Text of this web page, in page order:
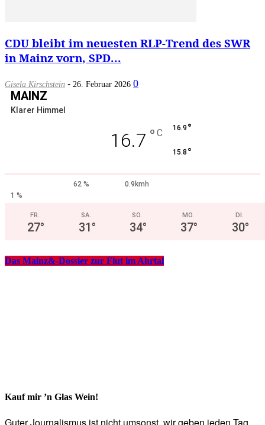
CDU bleibt im neuesten RLP-Trend des SWR
in Mainz vorn, SPD...
Gisela Kirschstein - 26. Februar 2026 0
MAINZ
Klarer Himmel
16.7 ° C 16.9 °
15.8 °
62 %
0.9kmh
1 %
FR.
27°
SA.
31°
SO.
34°
MO.
37°
DI.
30°
Das Mainz&-Dossier zur Flut im Ahrtal
Kauf mir ’n Glas Wein!